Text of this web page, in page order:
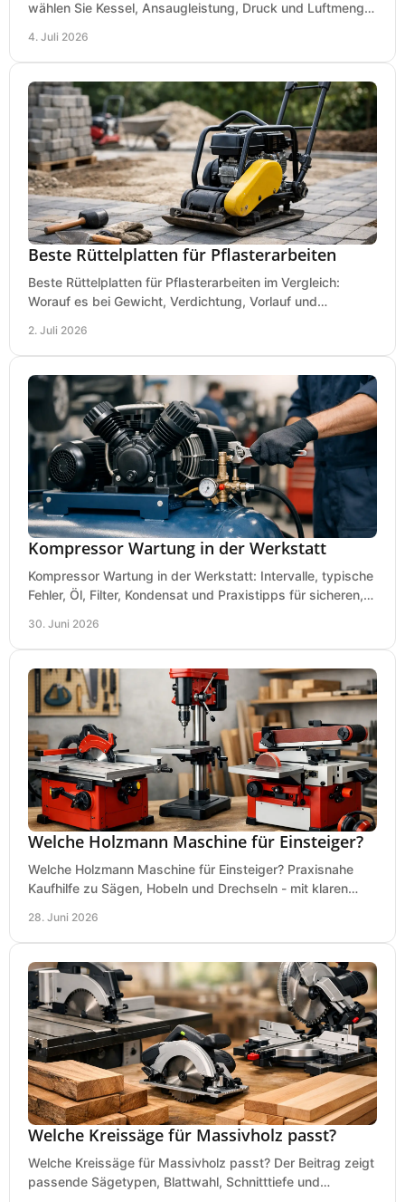
wählen Sie Kessel, Ansaugleistung, Druck und Luftmenge
4. Juli 2026
Beste Rüttelplatten für Pflasterarbeiten
Beste Rüttelplatten für Pflasterarbeiten im Vergleich:
Worauf es bei Gewicht, Verdichtung, Vorlauf und
2. Juli 2026
Kompressor Wartung in der Werkstatt
Kompressor Wartung in der Werkstatt: Intervalle, typische
Fehler, Öl, Filter, Kondensat und Praxistipps für sicheren,
30. Juni 2026
Welche Holzmann Maschine für Einsteiger?
Welche Holzmann Maschine für Einsteiger? Praxisnahe
Kaufhilfe zu Sägen, Hobeln und Drechseln - mit klaren
28. Juni 2026
Welche Kreissäge für Massivholz passt?
Welche Kreissäge für Massivholz passt? Der Beitrag zeigt
passende Sägetypen, Blattwahl, Schnitttiefe und